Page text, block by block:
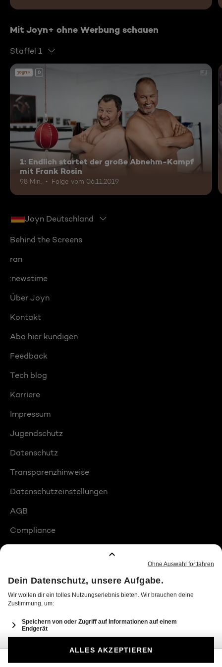
Mit Joyn+ ohne Werbung schauen
Staffel 1
0
1: Endlich startet der große Abnehm-Kampf
mit Frank Rosin
98 Min. Folge vom 06.11.2019
Joyn Deutschland
Behind the Screens
ran
:newstime
Über Joyn
Kontakt
Abo hier kündigen
Feedback
Tech blog
Karriere
Impressum
Jugendschutz
Datenschutz
Transparenzhinweise
Datenschutzeinstellungen
AGB
Compliance